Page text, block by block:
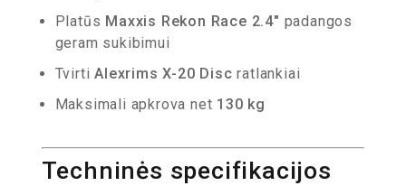
Platūs Maxxis Rekon Race 2.4″ padangos
geram sukibimui
TvirtiAlexrims X-20 Disc ratlankiai
Maksimali apkrova net 130 kg
Techninės specifikacijos